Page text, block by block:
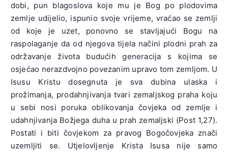
dobi, pun blagoslova koje mu je Bog po plodovima
zemlje udijelio, ispunio svoje vrijeme, vraćao se zemlji
od koje je uzet, ponovno se stavljajući Bogu na
raspolaganje da od njegova tijela načini plodni prah za
održavanje života budućih generacija s kojima se
osjećao nerazdvojno povezanim upravo tom zemljom. U
Isusu Kristu dosegnuta je sva dubina ulaska i
prožimanja, prodahnjivanja tvari zemaljskog praha koju
u sebi nosi poruka oblikovanja čovjeka od zemlje i
udahnjivanja Božjega duha u prah zemaljski (Post 1,27).
Postati i biti čovjekom za pravog Bogočovjeka znači
uzemljiti se. Utjelovljenje Krista Isusa nije samo